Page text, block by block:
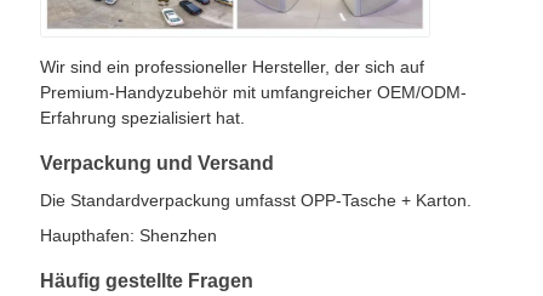
Wir sind ein professioneller Hersteller, der sich auf
Premium-Handyzubehör mit umfangreicher OEM/ODM-
Erfahrung spezialisiert hat.
Verpackung und Versand
Die Standardverpackung umfasst OPP-Tasche + Karton.
Haupthafen: Shenzhen
Häufig gestellte Fragen